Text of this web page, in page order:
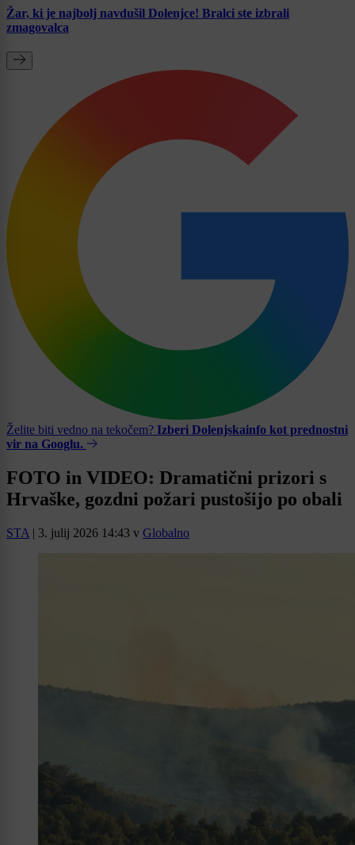
Žar, ki je najbolj navdušil Dolenjce! Bralci ste izbrali
zmagovalca
Želite biti vedno na tekočem? Izberi Dolenjskainfo kot prednostni
vir na Googlu.
FOTO in VIDEO: Dramatični prizori s
Hrvaške, gozdni požari pustošijo po obali
STA | 3. julij 2026 14:43 v Globalno